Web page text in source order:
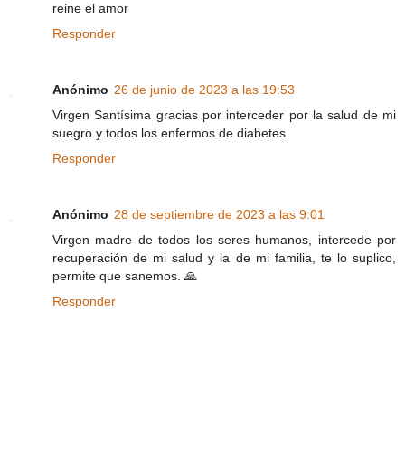
reine el amor
Responder
Anónimo 26 de junio de 2023 a las 19:53
Virgen Santísima gracias por interceder por la salud de mi
suegro y todos los enfermos de diabetes.
Responder
Anónimo 28 de septiembre de 2023 a las 9:01
Virgen madre de todos los seres humanos, intercede por
recuperación de mi salud y la de mi familia, te lo suplico,
permite que sanemos. 🙏
Responder